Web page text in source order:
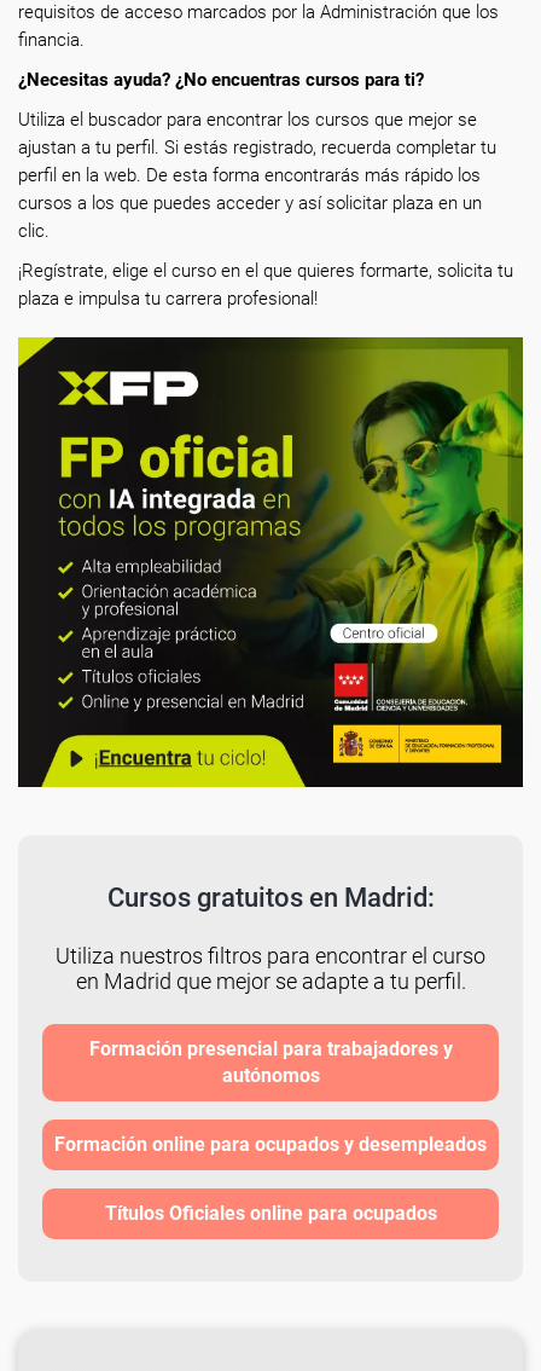
requisitos de acceso marcados por la Administración que los
financia.
¿Necesitas ayuda? ¿No encuentras cursos para ti?
Utiliza el buscador para encontrar los cursos que mejor se
ajustan a tu perfil. Si estás registrado, recuerda completar tu
perfil en la web. De esta forma encontrarás más rápido los
cursos a los que puedes acceder y así solicitar plaza en un
clic.
¡Regístrate, elige el curso en el que quieres formarte, solicita tu
plaza e impulsa tu carrera profesional!
Cursos gratuitos en Madrid:
Utiliza nuestros filtros para encontrar el curso
en Madrid que mejor se adapte a tu perfil.
Formación presencial para trabajadores y
autónomos
Formación online para ocupados y desempleados
Títulos Oficiales online para ocupados